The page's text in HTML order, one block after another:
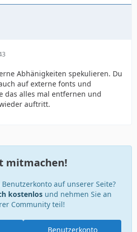
Abhänigkeiten spekulieren. Du
auf externe fonts und
das alles mal entfernen und
auftritt.
mitmachen!
auf unserer Seite?
kostenlosund nehmen Sie an
Community teil!
Benutzerkonto